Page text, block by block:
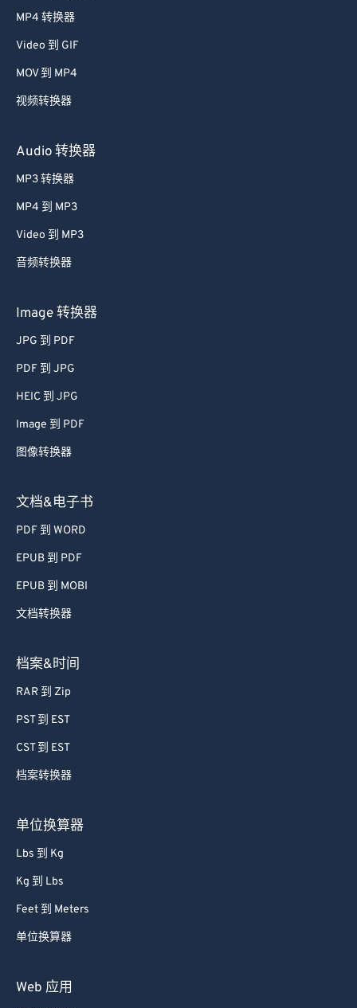
MP4 转换器
Video 到 GIF
MOV 到 MP4
视频转换器
Audio 转换器
MP3 转换器
MP4 到 MP3
Video 到 MP3
音频转换器
Image 转换器
JPG 到 PDF
PDF 到 JPG
HEIC 到 JPG
Image 到 PDF
图像转换器
文档&电子书
PDF 到 WORD
EPUB 到 PDF
EPUB 到 MOBI
文档转换器
档案&时间
RAR 到 Zip
PST 到 EST
CST 到 EST
档案转换器
单位换算器
Lbs 到 Kg
Kg 到 Lbs
Feet 到 Meters
单位换算器
Web 应用